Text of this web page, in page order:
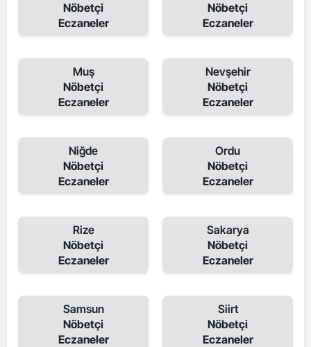
Nöbetçi
Eczaneler
Nöbetçi
Eczaneler
Muş
Nöbetçi
Eczaneler
Nevşehir
Nöbetçi
Eczaneler
Niğde
Nöbetçi
Eczaneler
Ordu
Nöbetçi
Eczaneler
Rize
Nöbetçi
Eczaneler
Sakarya
Nöbetçi
Eczaneler
Samsun
Nöbetçi
Eczaneler
Siirt
Nöbetçi
Eczaneler